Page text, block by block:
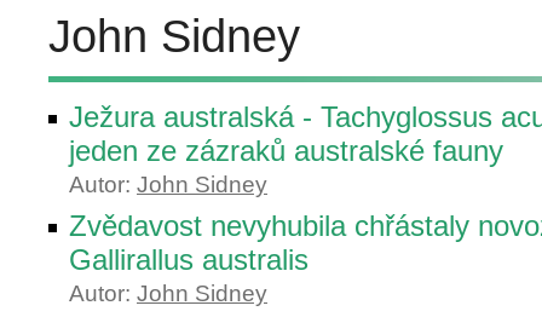
John Sidney
Ježura australská - Tachyglossus
jeden ze zázraků australské fauny
Autor: John Sidney
Zvědavost nevyhubila chřástaly
Gallirallus australis
Autor: John Sidney